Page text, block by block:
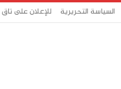
السياسة التحريرية للإعلان على